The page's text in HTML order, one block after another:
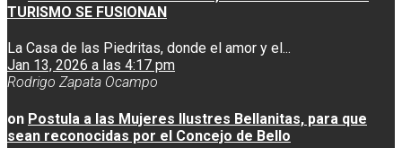
TURISMO SE FUSIONAN
La Casa de las Piedritas, donde el amor y el...
Jan 13, 2026 a las 4:17 pm
Rodrigo Zapata Ocampo
on Postula a las Mujeres Ilustres Bellanitas, para que
sean reconocidas por el Concejo de Bello